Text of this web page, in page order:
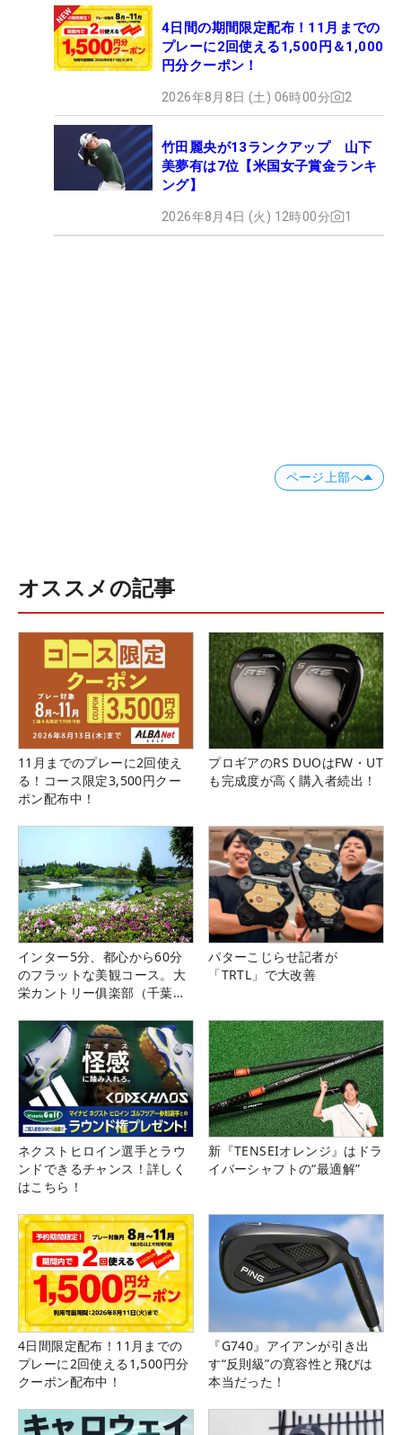
4日間の期間限定配布！11月までの
プレーに2回使える1,500円＆1,000
円分クーポン！
2026年8月8日 (土) 06時00分 2
竹田麗央が13ランクアップ 山下
美夢有は7位【米国女子賞金ランキ
ング】
2026年8月4日 (火) 12時00分 1
ページ上部へ
オススメの記事
11月までのプレーに2回使え
る！コース限定3,500円クー
ポン配布中！
プロギアのRS DUOはFW・UT
も完成度が高く購入者続出！
インター5分、都心から60分
のフラットな美観コース。大
栄カントリー俱楽部（千葉
パターこじらせ記者が
「TRTL」で大改善
ネクストヒロイン選手とラウ
ンドできるチャンス！詳しく
はこちら！
新『TENSEIオレンジ』はドラ
イバーシャフトの“最適解”
4日間限定配布！11月までの
プレーに2回使える1,500円分
クーポン配布中！
『G740』アイアンが引き出
す“反則級”の寛容性と飛びは
本当だった！